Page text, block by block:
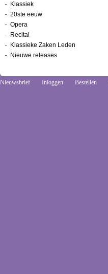
Klassiek
20ste eeuw
Opera
Recital
Klassieke Zaken Leden
Nieuwe releases
Nieuwsbrief Inloggen Bestellen